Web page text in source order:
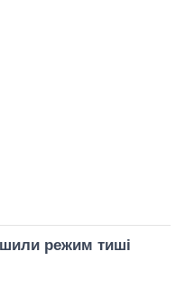
режим тиші